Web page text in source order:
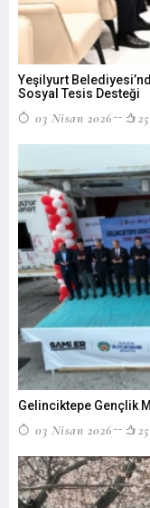
Yeşilyurt
Sosyal Tesis Desteği
03 Nisan 2026
Gelinciktepe Gençlik
03 Nisan 2026